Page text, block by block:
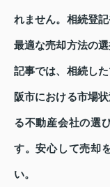
れません。相続登
最適な売却方法の
記事では、相続し
阪市における市場
る不動産会社の選
す。安心して売却
い。